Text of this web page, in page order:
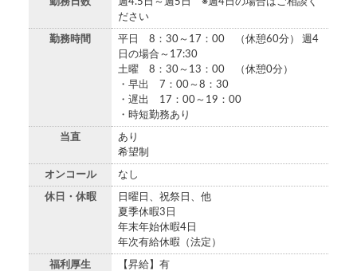
ださい
勤務時間
平日 8：30～17：00 （休憩60分） 週4
日の場合～17:30
土曜 8：30～13：00 （休憩0分）
・早出 7：00～8：30
・遅出 17：00～19：00
・時短勤務あり
当直
あり
希望制
オンコール なし
休日・休暇
日曜日、祝祭日、他
夏季休暇3日
年末年始休暇4日
年次有給休暇（法定）
福利厚生
【昇給】有